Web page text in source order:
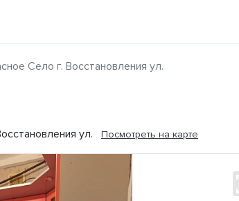
Село г. Восстановления ул.
ул. Посмотреть на карте